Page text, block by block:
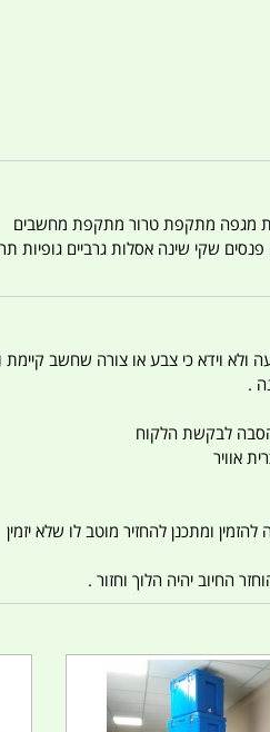
שקי שינה אסלות גרביים
ולא וידא כי צבע או צורה שחשב
.
הסבה לבקשת הלקוח
אוויר
ומתכנן להחזיר מוטב לו שלא יזמין
החיוב יהיה הלוך וחזור .